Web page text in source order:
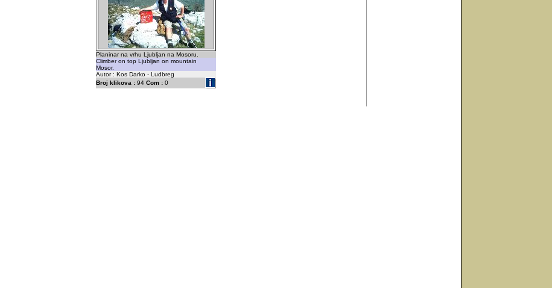
Planinar na vrhu Ljubljan na Mosoru.
Climber on top Ljubljan on mountain
Mosor.
Autor : Kos Darko - Ludbreg
Broj klikova : 94 Com : 0